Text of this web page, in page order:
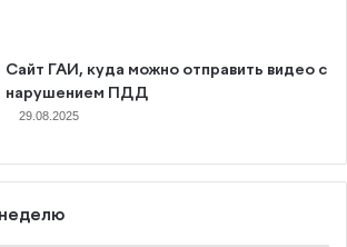
Сайт ГАИ, куда можно отправить видео с
нарушением ПДД
29.08.2025
неделю